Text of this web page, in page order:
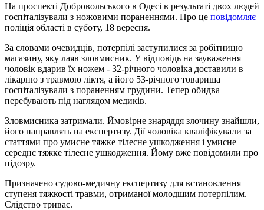
На проспекті Добровольського в Одесі в результаті двох людей
госпіталізували з ножовими пораненнями. Про це повідомляє
поліція області в суботу, 18 вересня.
За словами очевидців, потерпілі заступилися за робітницю
магазину, яку лаяв зловмисник. У відповідь на зауваження
чоловік вдарив їх ножем - 32-річного чоловіка доставили в
лікарню з травмою ліктя, а його 53-річного товариша
госпіталізували з пораненням грудини. Тепер обидва
перебувають під наглядом медиків.
Зловмисника затримали. Ймовірне знаряддя злочину знайшли,
його направлять на експертизу. Дії чоловіка кваліфікували за
статтями про умисне тяжке тілесне ушкодження і умисне
середнє тяжке тілесне ушкодження. Йому вже повідомили про
підозру.
Призначено судово-медичну експертизу для встановлення
ступеня тяжкості травми, отриманої молодшим потерпілим.
Слідство триває.